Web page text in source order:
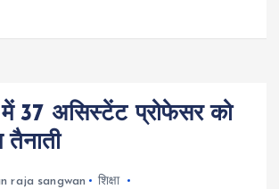
में 37 असिस्टेंट प्रोफेसर को
तैनाती
raja sangwan
शिक्षा